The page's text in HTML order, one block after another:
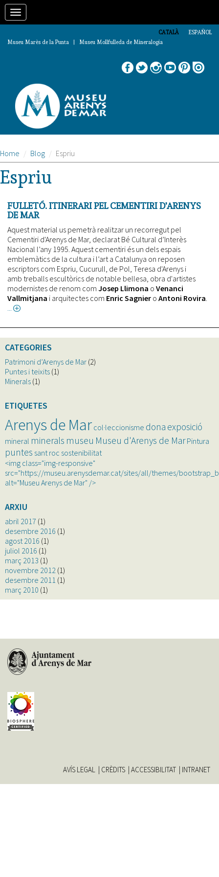
Vés
contingutToggle
ESPAÑOL
CATALÀ
Museu Marès de la Punta | Museu Mollfulleda de Mineralogia
Home Blog Espriu
Espriu
FULLETÓ. ITINERARI PEL CEMENTIRI D'ARENYS
DE MAR
Aquest material us pemetrà realitzar un recorregut pel
Cementiri d'Arenys de Mar, declarat Bé Cultural d’Interès
Nacional l’any 1995. Aquest cementiri és un dels espais
emblemàtics de la cultura i l’art a Catalunya on reposen
escriptors com Espriu, Cucurull, de Pol, Teresa d'Arenys i
amb treballs escultòrics de notable bellesa, obra d'artistes
modernistes de renom com Josep Llimona o Venanci
Vallmitjana i arquitectes com Enric Sagnier o Antoni Rovira
Itinerari
pel
Cementiri
de
Mar
CATEGORIES
Patrimoni d’Arenys de Mar (2)
Puntes i teixits (1)
Minerals (1)
ETIQUETES
Arenys de Mar col·leccionisme dona exposició
mineral minerals museu Museu d'Arenys de Mar Pintura
puntes sant roc sostenibilitat
<img class="img-responsive"
src="https://museu.arenysdemar.cat/sites/all/themes/
alt="Museu Arenys de Mar" />
ARXIU
abril 2017 (1)
desembre 2016 (1)
agost 2016 (1)
juliol 2016 (1)
març 2013 (1)
novembre 2012 (1)
desembre 2011 (1)
març 2010 (1)
AVÍS LEGAL CRÈDITS ACCESSIBILITAT INTRANET